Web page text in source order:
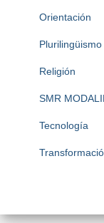
Orientación
Plurilingüismo
Religión
SMR
Tecnología